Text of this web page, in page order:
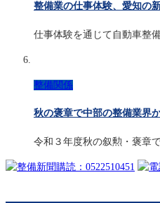
整備業の仕事体験、愛知の
仕事体験を通じて自動車整
整備関係
秋の褒章で中部の整備業界
令和３年度秋の叙勲・褒章